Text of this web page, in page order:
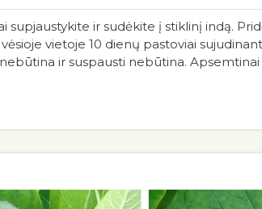
ir sudėkite į stiklinį indą.
vietoje 10 dienų pastoviai
ir suspausti nebūtina.